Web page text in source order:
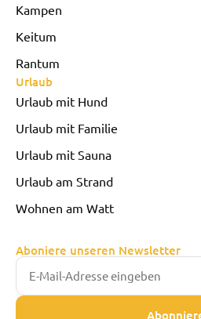
Kampen
Keitum
Rantum
Urlaub
Urlaub mit Hund
Urlaub mit Familie
Urlaub mit Sauna
Urlaub am Strand
Wohnen am Watt
Aboniere unseren Newsletter